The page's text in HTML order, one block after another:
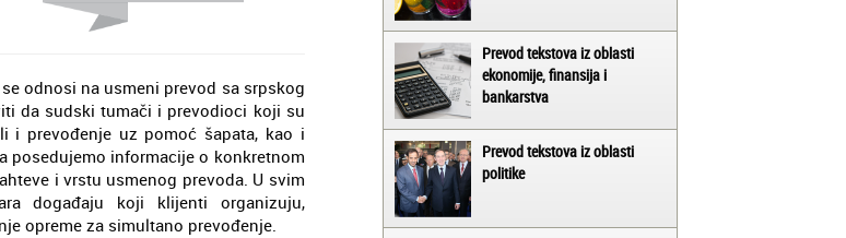
odnosi na usmeni prevod sa srpskog
da sudski tumači i prevodioci koji su
i prevođenje uz pomoć šapata, kao i
posedujemo informacije o konkretnom
i vrstu usmenog prevoda. U svim
događaju koji klijenti organizuju,
opreme za simultano prevođenje.
Prevod tekstova iz oblasti
ekonomije, finansija i
bankarstva
Prevod tekstova iz oblasti
politike